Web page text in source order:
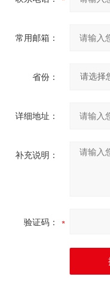
常用邮箱：
省份：
详细地址：
补充说明：
验证码：